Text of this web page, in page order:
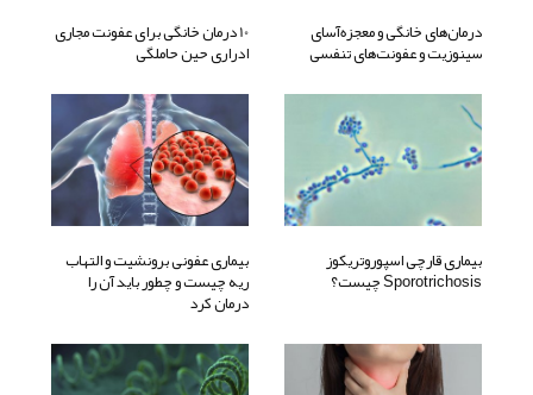
درمان‌های خانگی و معجزه‌آسای
سینوزیت و عفونت‌های تنفسی
10 درمان خانگی برای عفونت مجاری
ادراری حین حاملگی
بیماری قارچی اسپوروتریکوز
Sporotrichosis چیست؟
بیماری عفونی برونشیت و التهاب
ریه چیست و چطور باید آن را
درمان کرد